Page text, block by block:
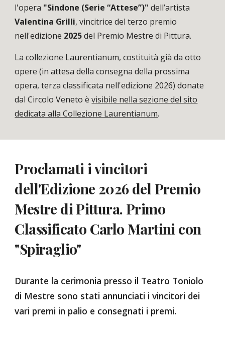
l'opera "Sindone (Serie “Attese”)" dell’artista
Valentina Grilli, vincitrice del terzo premio
nell'edizione 2025del Premio Mestre di Pittura.
La collezione Laurentianum, costituità già da otto
opere (in attesa della consegna della prossima
opera, terza classificata nell'edizione 2026) donate
dal Circolo Veneto èvisibile nella sezione del sito
dedicata alla Collezione Laurentianum.
Proclamati i vincitori
dell'Edizione 2026 del Premio
Mestre di Pittura. Primo
Classificato Carlo Martini con
"Spiraglio"
Durante la cerimonia presso il Teatro Toniolo
di Mestre sono stati annunciati i vincitori dei
vari premi in palio e consegnati i premi.